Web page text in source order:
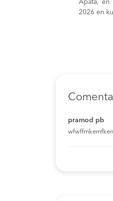
Apata, en
2026 en
pramod pb